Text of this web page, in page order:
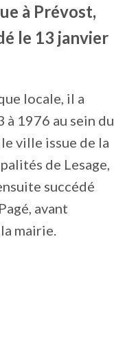
à Prévost,
le 13 janvier
locale, il a
à 1976 au sein du
ville issue de la
de Lesage,
succédé
avant
mairie.